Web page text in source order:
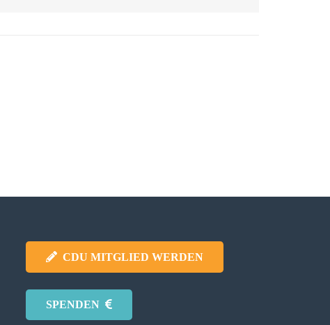
CDU MITGLIED WERDEN
SPENDEN